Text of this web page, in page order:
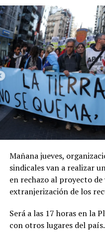
Mañana jueves,
sindicales van a realizar
en rechazo al proyecto
extranjerización de los
Será a las 17 horas en la
con otros lugares del país.